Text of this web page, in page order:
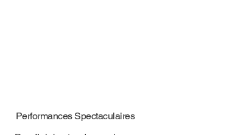
Performances Spectaculaires